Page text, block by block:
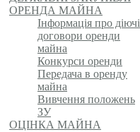
ОРЕНДА МАЙНА
Інформація про діючі
договори оренди
майна
Конкурси оренди
Передача в оренду
майна
Вивчення положень
ЗУ
ОЦІНКА МАЙНА